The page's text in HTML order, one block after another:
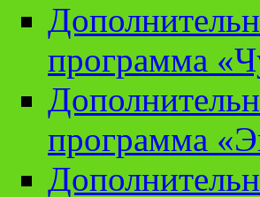
программа
программа